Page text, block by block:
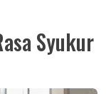
Syukur